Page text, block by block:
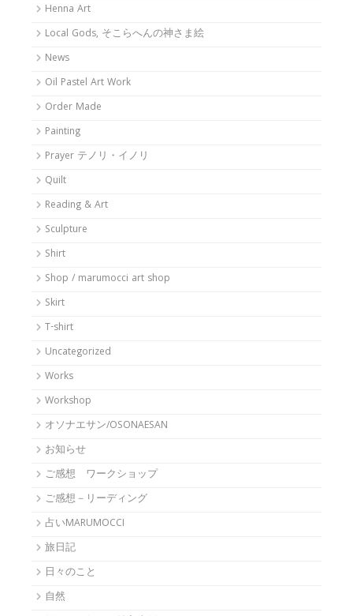
Henna Art
Local Gods, そこらへんの神さま絵
News
Oil Pastel Art Work
Order Made
Painting
Prayer テノリ・イノリ
Quilt
Reading & Art
Sculpture
Shirt
Shop / marumocci art shop
Skirt
T-shirt
Uncategorized
Works
Workshop
オソナエサン/OSONAESAN
お知らせ
ご感想 ワークショップ
ご感想－リーディング
占いMARUMOCCI
旅日記
日々のこと
自然